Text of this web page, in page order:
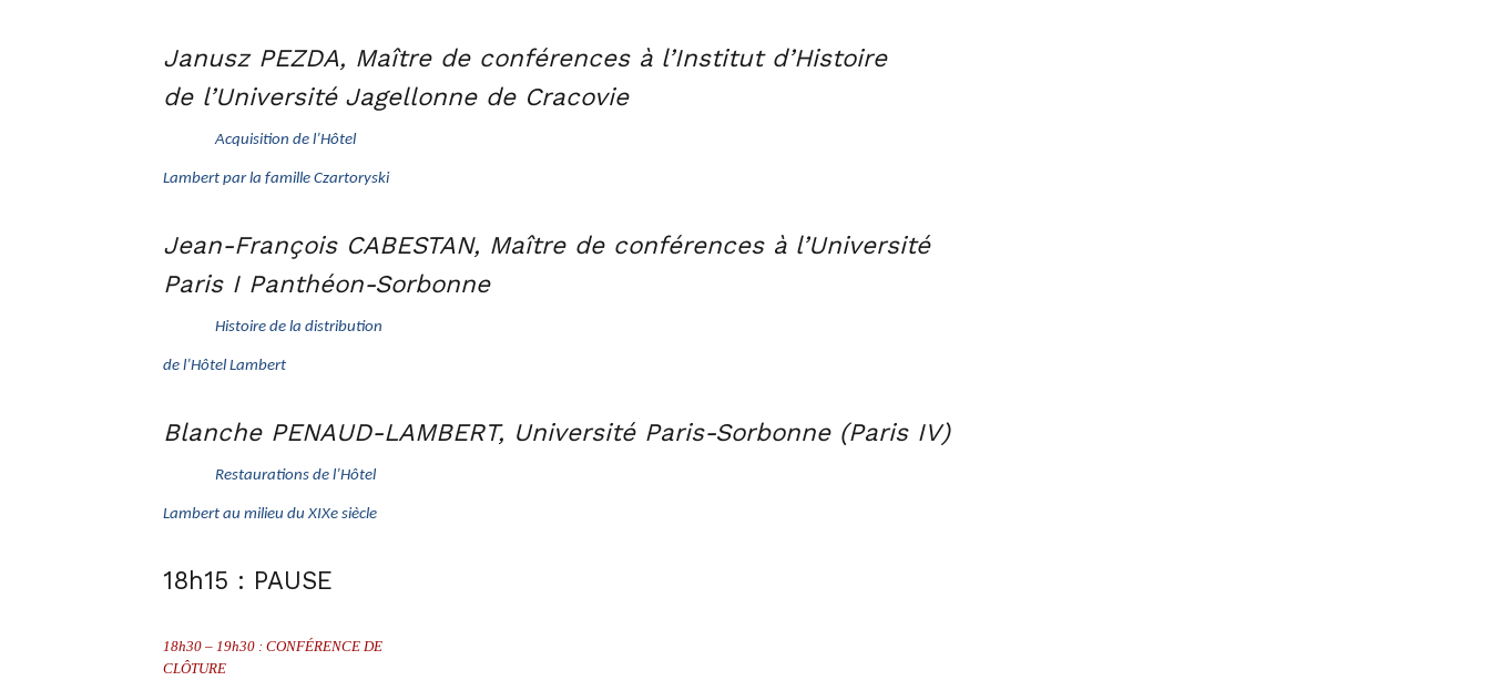
Janusz PEZDA, Maître de conférences à l’Institut d’Histoire
de l’Université Jagellonne de Cracovie
Acquisition de l’Hôtel
Lambert par la famille Czartoryski
Jean-François CABESTAN, Maître de conférences à l’Université
Paris I Panthéon-Sorbonne
Histoire de la distribution
de l’Hôtel Lambert
Blanche PENAUD-LAMBERT, Université Paris-Sorbonne (Paris IV)
Restaurations de l’Hôtel
Lambert au milieu du XIXe siècle
18h15 : PAUSE
18h30 – 19h30 : CONFÉRENCE DE
CLÔTURE